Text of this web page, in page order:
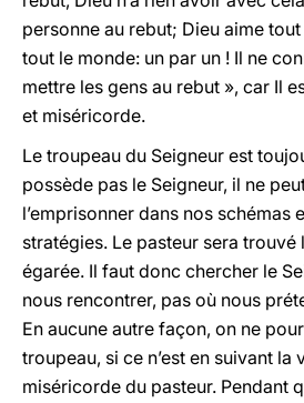
personne au rebut; Dieu aime
tout le monde: un par un ! Il ne
mettre les gens au rebut », car Il
et miséricorde.
Le troupeau du Seigneur est
possède pas le Seigneur, il ne
l’emprisonner dans nos schémas
stratégies. Le pasteur sera trouvé
égarée. Il faut donc chercher le
nous rencontrer, pas où nous
En aucune autre façon, on ne
troupeau, si ce n’est en suivant la
miséricorde du pasteur. Pendant